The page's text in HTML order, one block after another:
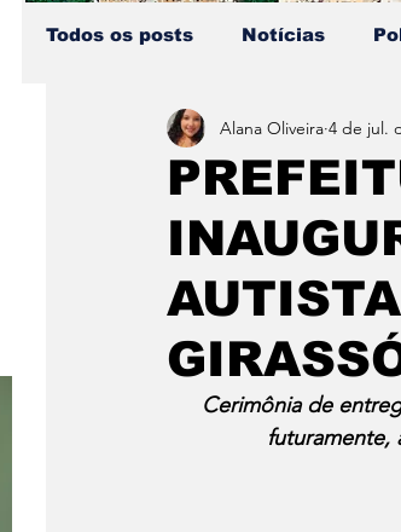
Todos os posts Notícias
Estado do Rio Notícias em
Dois cafés e a conta
Alana Oliveira 4 de jul.
Cerimônia de
futuramente,